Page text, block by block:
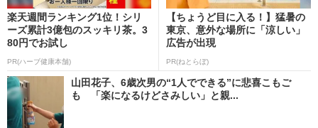
楽天週間ランキング1位！シリ
ーズ累計3億包のスッキリ茶。3
80円でお試し
PR(ハーブ健康本舗)
【ちょうど目に入る！】猛暑の
東京、意外な場所に「涼しい」
広告が出現
PR(ねとらぼ)
山田花子、6歳次男の“1人でできる”に悲喜こもご
も 「楽になるけどさみしい」と親...